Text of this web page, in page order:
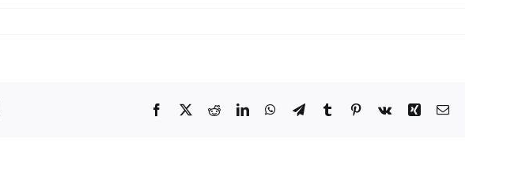
Facebook
X RedditLinkedInWhatsApp
TelegramTumblr Pinterest
Vk Xing Correo